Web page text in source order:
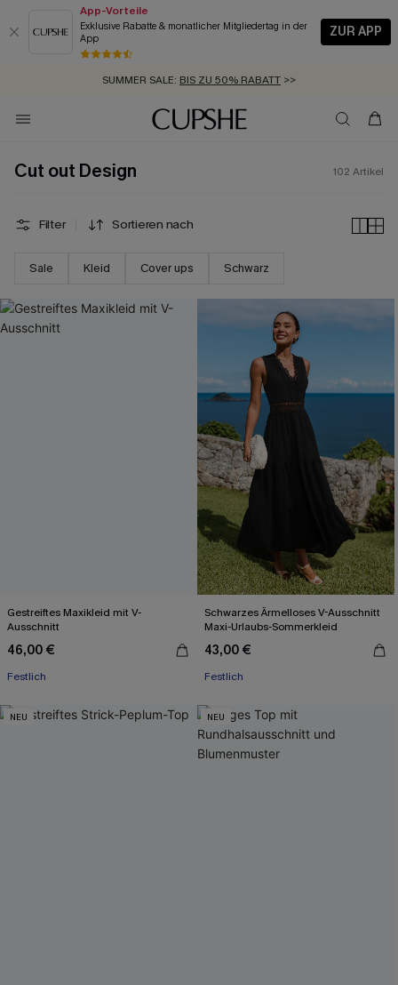
App-Vorteile
Exklusive Rabatte & monatlicher Mitgliedertag in der
App
ZUR APP
GRATIS MASSBAND MIT JEDEM SCHNELLVERSAND-ARTIKEL >>
SUMMER SALE:
ZUM NEWSLETTER:BIS ZU -20% EXTRA ERHALTEN
KOSTENLOSER VERSAND AB 89 €
Cut out Design 102 Artikel
Filter Sortieren nach
Sale Kleid Cover ups Schwarz
Gestreiftes Maxikleid mit V-
Ausschnitt
46,00 €
Festlich
Schwarzes Ärmelloses V-Ausschnitt
Maxi-Urlaubs-Sommerkleid
43,00 €
Festlich
NEU NEU